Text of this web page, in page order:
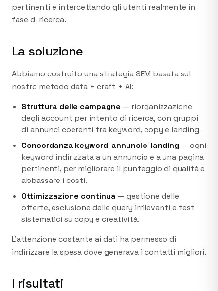
pertinenti e intercettando gli utenti realmente in
fase di ricerca.
La soluzione
Abbiamo costruito una strategia SEM basata sul
nostro metodo data + craft + AI:
Struttura delle campagne — riorganizzazione
degli account per intento di ricerca, con gruppi
di annunci coerenti tra keyword, copy e landing.
Concordanza keyword-annuncio-landing — ogni
keyword indirizzata a un annuncio e a una pagina
pertinenti, per migliorare il punteggio di qualità e
abbassare i costi.
Ottimizzazione continua — gestione delle
offerte, esclusione delle query irrilevanti e test
sistematici su copy e creatività.
L'attenzione costante ai dati ha permesso di
indirizzare la spesa dove generava i contatti migliori.
I risultati